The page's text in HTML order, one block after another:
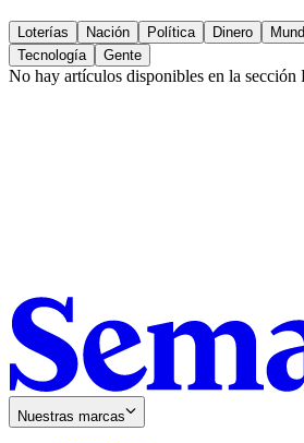
Loterías Nación Política Dinero
Tecnología
Gente
No hay artículos disponibles en la sección
Nuestras marcas